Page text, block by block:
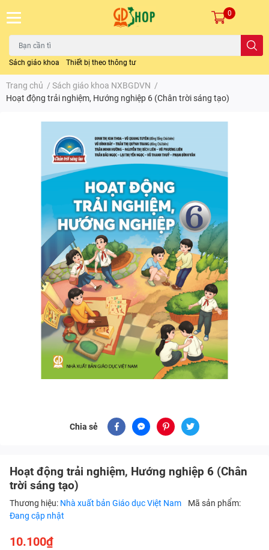
Sách giáo khoa Thiết bị theo thông tư
0
Trang chủ / Sách giáo khoa NXBGDVN /
Hoạt động trải nghiệm, Hướng nghiệp 6 (Chân trời sáng tạo)
Chia sẻ
Hoạt động trải nghiệm, Hướng nghiệp 6 (Chân
trời sáng tạo)
Thương hiệu: Nhà xuất bản Giáo dục Việt Nam
Mã sản phẩm:
Đang cập nhật
10.100₫